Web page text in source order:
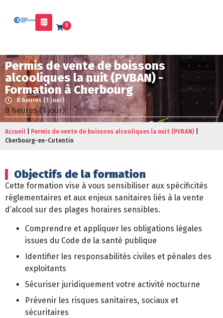
0
Permis de vente de boissons
alcooliques la nuit (PVBAN) -
Formation à Cherbourg
8 heures (1 jour)
8 heures (1 jour)
Accueil Permis de vente de boissons alcooliques la nuit (PVBAN)
Cherbourg-en-Cotentin
Objectifs de la formation
Cette formation vise à vous sensibiliser aux spécificités
réglementaires et aux enjeux sanitaires liés à la vente
d’alcool sur des plages horaires sensibles.
Comprendre et appliquer les obligations légales
issues du Code de la santé publique
Identifier les responsabilités civiles et pénales des
exploitants
Sécuriser juridiquement votre activité nocturne
Prévenir les risques sanitaires, sociaux et
sécuritaires